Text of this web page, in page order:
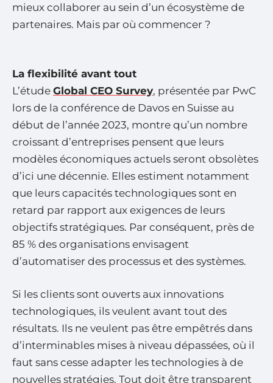
mieux collaborer au sein d’un écosystème de
partenaires. Mais par où commencer ?
La flexibilité avant tout
L’étude Global CEO Survey, présentée par PwC
lors de la conférence de Davos en Suisse au
début de l’année 2023, montre qu’un nombre
croissant d’entreprises pensent que leurs
modèles économiques actuels seront obsolètes
d’ici une décennie. Elles estiment notamment
que leurs capacités technologiques sont en
retard par rapport aux exigences de leurs
objectifs stratégiques. Par conséquent, près de
85 % des organisations envisagent
d’automatiser des processus et des systèmes.
Si les clients sont ouverts aux innovations
technologiques, ils veulent avant tout des
résultats. Ils ne veulent pas être empêtrés dans
d’interminables mises à niveau dépassées, où il
faut sans cesse adapter les technologies à de
nouvelles stratégies. Tout doit être transparent